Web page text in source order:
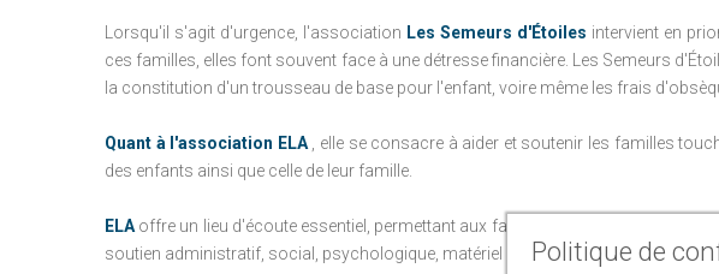
Lorsqu'il s'agit d'urgence, l'association Les Semeurs d'Étoiles intervient en
ces familles, elles font souvent face à une détresse financière. Les Semeurs
la constitution d'un trousseau de base pour l'enfant, voire même les frais
Quant à l'association ELA, elle se consacre à aider et soutenir les familles
des enfants ainsi que celle de leur famille.
ELAoffre un lieu d'écoute essentiel, permettant aux familles de se sentir moins
soutien administratif, social, psychologique, matériel ou financier. ELA fournit
Politique de